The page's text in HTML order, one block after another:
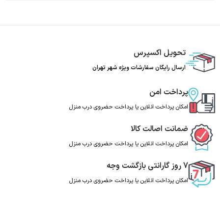
تحویل اکسپرس
ارسال رایگان سفارشات ویژه شهر تهران
پرداخت امن
امکان پرداخت انلاین یا پرداخت حضروی درب منزل
ضمانت اصالت کالا
امکان پرداخت انلاین یا پرداخت حضروی درب منزل
7 روز گارانتی بازگشت وجه
امکان پرداخت انلاین یا پرداخت حضروی درب منزل